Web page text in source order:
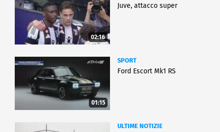
02:16
Juve, attacco super
01:15
SPORT
Ford Escort Mk1 RS
ULTIME NOTIZIE